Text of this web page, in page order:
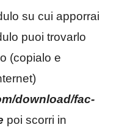
su cui apporrai
puoi trovarlo
(copialo e
download/fac-
poi scorri in